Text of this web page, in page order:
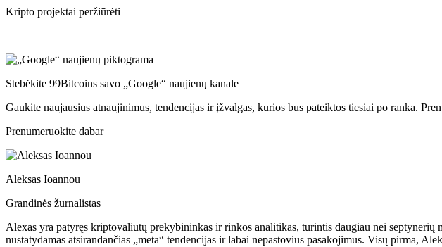
Kripto projektai peržiūrėti
Stebėkite 99Bitcoins savo „Google“ naujienų kanale
Gaukite naujausius atnaujinimus, tendencijas ir įžvalgas, kurios bus pateiktos tiesiai po ranka.
Prenumeruokite dabar
Aleksas Ioannou
Grandinės žurnalistas
Alexas yra patyręs kriptovaliutų prekybininkas ir rinkos analitikas, turintis daugiau nei
nustatydamas atsirandančias „meta“ tendencijas ir labai nepastovius pasakojimus. Visų pirma,